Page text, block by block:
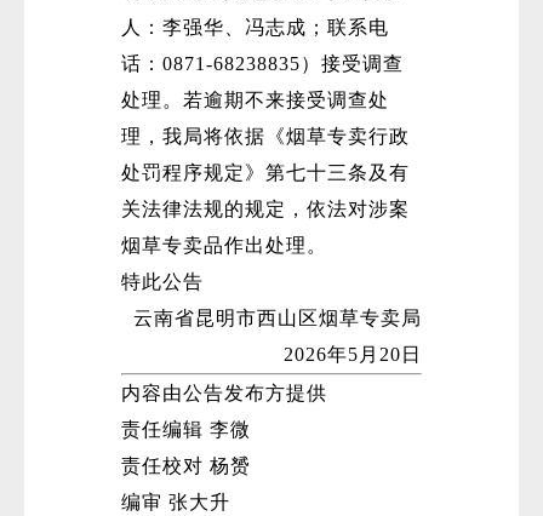
人：李强华、冯志成；联系电
话：0871-68238835）接受调查
处理。若逾期不来接受调查处
理，我局将依据《烟草专卖行政
处罚程序规定》第七十三条及有
关法律法规的规定，依法对涉案
烟草专卖品作出处理。
特此公告
云南省昆明市西山区烟草专卖局
2026年5月20日
内容由公告发布方提供
责任编辑 李微
责任校对 杨赟
编审 张大升